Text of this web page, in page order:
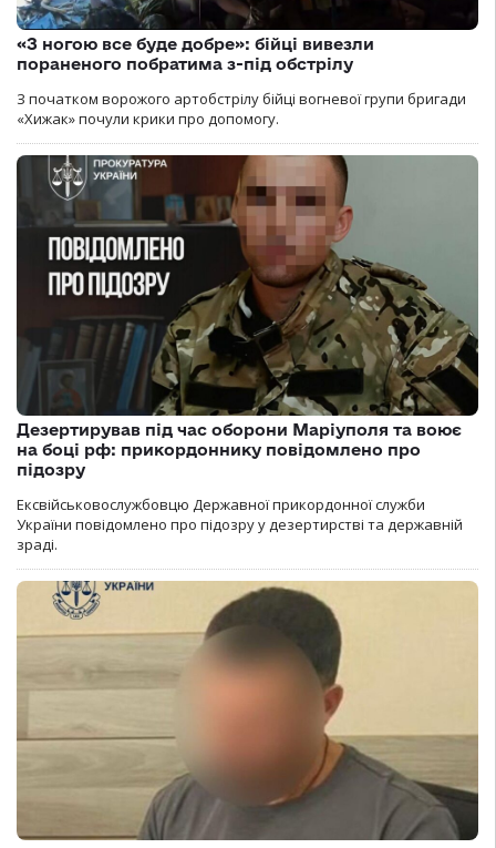
«З ногою все буде добре»: бійці вивезли
пораненого побратима з-під обстрілу
З початком ворожого артобстрілу бійці вогневої групи бригади
«Хижак» почули крики про допомогу.
Дезертирував під час оборони Маріуполя та воює
на боці рф: прикордоннику повідомлено про
підозру
Ексвійськовослужбовцю Державної прикордонної служби
України повідомлено про підозру у дезертирстві та державній
зраді.